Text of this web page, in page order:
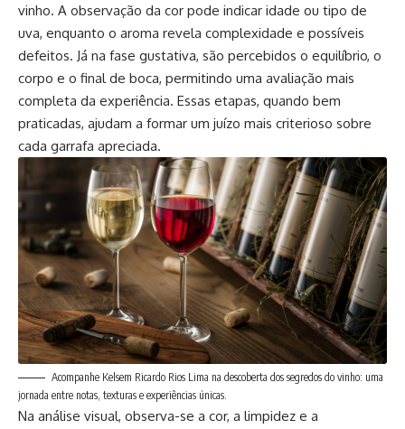
vinho. A observação da cor pode indicar idade ou tipo de
uva, enquanto o aroma revela complexidade e possíveis
defeitos. Já na fase gustativa, são percebidos o equilíbrio, o
corpo e o final de boca, permitindo uma avaliação mais
completa da experiência. Essas etapas, quando bem
praticadas, ajudam a formar um juízo mais criterioso sobre
cada garrafa apreciada.
Acompanhe Kelsem Ricardo Rios Lima na descoberta dos segredos do vinho: uma
jornada entre notas, texturas e experiências únicas.
Na análise visual, observa-se a cor, a limpidez e a